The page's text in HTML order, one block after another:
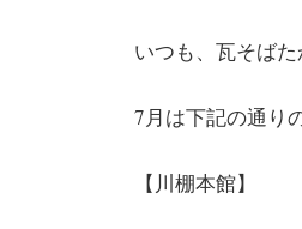
いつも、瓦そば
7月は下記の通り
【川棚本館】